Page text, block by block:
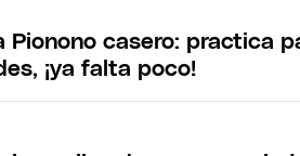
Pionono casero: practica
¡ya falta poco!